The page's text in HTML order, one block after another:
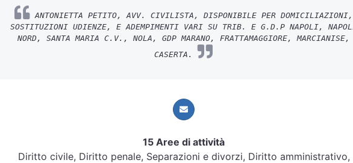
ANTONIETTA PETITO, AVV. CIVILISTA, DISPONIBILE PER DOMICILIAZIONI,
SOSTITUZIONI UDIENZE, E ADEMPIMENTI VARI SU TRIB. E G.D.P NAPOLI,
NORD, SANTA MARIA C.V., NOLA, GDP MARANO, FRATTAMAGGIORE, MARCIANISE,
CASERTA.
15 Aree di attività
Diritto civile, Diritto penale, Separazioni e divorzi, Diritto amministrativo,